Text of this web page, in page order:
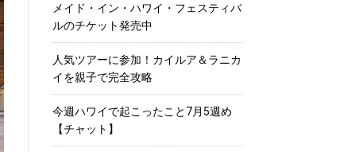
メイド・イン・ハワイ・フェスティバ
ルのチケット発売中
人気ツアーに参加！カイルア＆ラニカ
イを親子で完全攻略
今週ハワイで起こったこと7月5週め
【チャット】